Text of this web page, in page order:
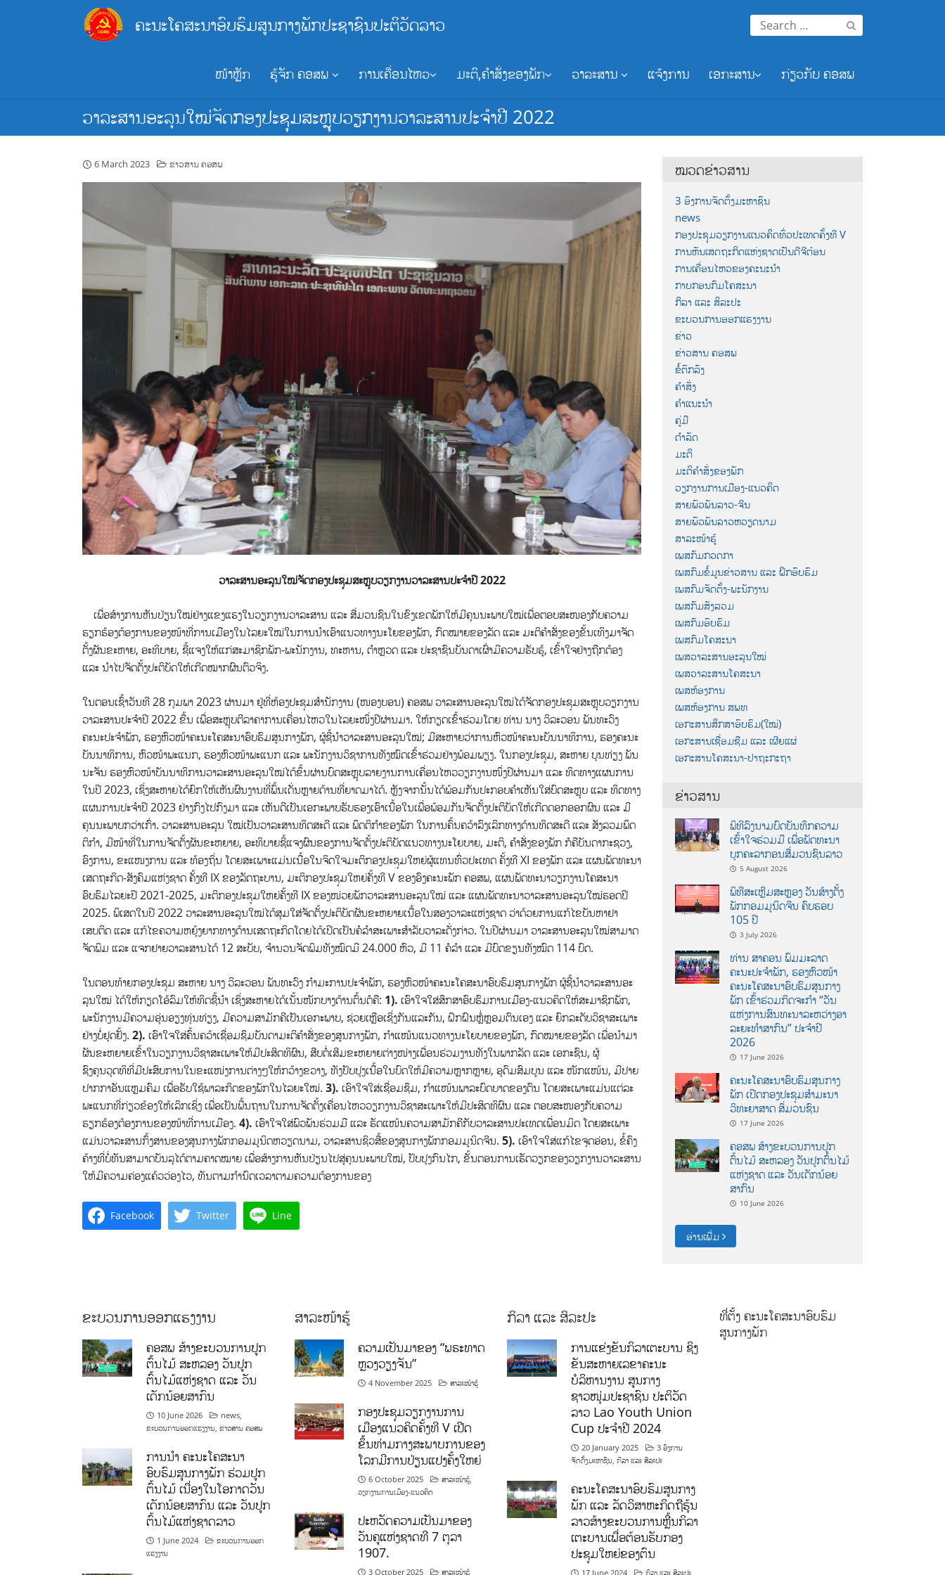
ຄະນະໂຄສະນາອົບຮົມສູນກາງພັກປະຊາຊົນປະຕິວັດລາວ
Search
for:
ໜ້າຫຼັກ ຮູ້ຈັກ ຄອສພ ການເຄື່ອນໄຫວ ມະຕິ,ຄຳສັ່ງຂອງພັກ ວາລະສານ ແຈ້ງການ ເອກະສານ ກ່ຽວກັບ ຄອສພ
ວາລະສານອະລຸນໃໝ່ຈັດກອງປະຊຸມສະຫຼຸບວຽກງານວາລະສານປະຈໍາປີ 2022
6 March 2023 ຂ່າວສານ ຄອສພ
ວາລະສານອະລຸນໃໝ່ຈັດກອງປະຊຸມສະຫຼຸບວຽກງານວາລະສານປະຈໍາປີ 2022
ເພື່ອສ້າງການຫັນປ່ຽນໃໝ່ຢ່າງແຂງແຮງໃນວຽກງານວາລະສານ ແລະ ສື່ມວນຊົນໃນຂົງເຂດພັກໃຫ້ມີຄຸນນະພາບໃໝ່ເພື່ອຕອບສະໜອງກັບຄວາມ
ຮຽກຮ້ອງຕ້ອງການຂອງໜ້າທີ່ການເມືອງໃນໄລຍະໃໝ່ໃນການນໍາເອົາແນວທາງນະໂຍຂອງພັກ, ກົດໝາຍຂອງລັດ ແລະ ມະຕິຄໍາສັ່ງຂອງຂັ້ນເທິງມາຈັດ
ຕັ້ງຜັນຂະຫາຍ, ອະທິບາຍ, ຊີ້ແຈງໃຫ້ແກ່ສະມາຊິກພັກ-ພະນັກງານ, ທະຫານ, ຕໍາຫຼວດ ແລະ ປະຊາຊົນບັນດາເຜົ່າມີຄວາມຮັບຮູ້, ເຂົ້າໃຈຢ່າງຖືກຕ້ອງ
ແລະ ນໍາໄປຈັດຕັ້ງປະຕິບັດໃຫ້ເກີດໝາກຜົນຕົວຈິງ.
ໃນຕອນເຊົ້າວັນທີ 28 ກຸມພາ 2023 ຜ່ານມາ ຢູ່ທີ່ຫ້ອງປະຊຸມສໍານັກງານ (ໜອງບອນ) ຄອສພ ວາລະສານອະລຸນໃໝ່ໄດ້ຈັດກອງປະຊຸມສະຫຼຸບວຽກງານ
ວາລະສານປະຈໍາປີ 2022 ຂື້ນ ເພື່ອສະຫຼຸບຕີລາຄາການເຄື່ອນໄຫວໃນໄລຍະໜຶ່ງປີຜ່ານມາ. ໃຫ້ກຽດເຂົ້າຮ່ວມໂດຍ ທ່ານ ນາງ ວິລະວອນ ພັນທະວົງ
ຄະນະປະຈໍາພັກ, ຮອງຫົວໜ້າຄະນະໂຄສະນາອົບຮົມສູນກາງພັກ, ຜູ້ຊີ້ນໍາວາລະສານອະລຸນໃໝ່; ມີສະຫາຍວ່າການຫົວໜ້າຄະນະບັນນາທິການ, ຮອງຄະນະ
ບັນນາທິການ, ຫົວໜ້າພະແນກ, ຮອງຫົວໜ້າພະແນກ ແລະ ພະນັກງານວິຊາການທັງໝົດເຂົ້າຮ່ວມຢ່າງພ້ອມພຽງ. ໃນກອງປະຊຸມ, ສະຫາຍ ບຸນທ່ຽງ ພັນ
ນະຈັນ ຮອງຫົວໜ້າບັນນາທິການວາລະສານອະລຸນໃໝ່ໄດ້ຂຶ້ນຜ່ານບົດສະຫຼຸບລາຍງານການເຄື່ອນໄຫວວຽກງານໜຶ່ງປີຜ່ານມາ ແລະ ທິດທາງແຜນການ
ໃນປີ 2023, ເຊິ່ງສະຫາຍໄດ້ຍົກໃຫ້ເຫັນຜົນງານທີ່ພົ້ນເດັ່ນຫຼາຍດ້ານທີ່ຍາດມາໄດ້. ຫຼັງຈາກນັ້ນໄດ້ພ້ອມກັນປະກອບຄໍາເຫັນໃສ່ບົດສະຫຼຸບ ແລະ ທິດທາງ
ແຜນການປະຈໍາປີ 2023 ຢ່າງກົງໄປກົງມາ ແລະ ເຫັນດີເປັນເອກະພາບຮັບຮອງເອົາເນື້ອໃນເພື່ອພ້ອມກັນຈັດຕັ້ງປະຕິບັດໃຫ້ເກີດດອກອອກຜົນ ແລະ ມີ
ຄຸນນະພາບກວ່າເກົ່າ. ວາລະສານອະລຸນ ໃໝ່ເປັນວາລະສານທິດສະດີ ແລະ ພຶດຕິກໍາຂອງພັກ ໃນການຄົ້ນຄວ້າລົງເລິກທາງດ້ານທິດສະດີ ແລະ ສັງລວມພຶດ
ຕິກໍາ, ມີໜ້າທີ່ໃນການຈັດຕັ້ງຜັນຂະຫຍາຍ, ອະທິບາຍຊີ້ແຈງຜົນຂອງການຈັດຕັ້ງປະຕິບັດແນວທາງນະໂຍບາຍ, ມະຕິ, ຄໍາສັ່ງຂອງພັກ ກໍຄືບັນດາກະຊວງ,
ອົງການ, ຂະແໜງການ ແລະ ທ້ອງຖິ່ນ ໂດຍສະເພາະແມ່ນເນື້ອໃນຈິດໃຈມະຕິກອງປະຊຸມໃຫຍ່ຜູ້ແທນທົ່ວປະເທດ ຄັ້ງທີ XI ຂອງພັກ ແລະ ແຜນພັດທະນາ
ເສດຖະກິດ-ສັງຄົມແຫ່ງຊາດ ຄັ້ງທີ IX ຂອງລັດຖະບານ, ມະຕິກອງປະຊຸມໃຫຍ່ຄັ້ງທີ V ຂອງອົງຄະນະພັກ ຄອສພ, ແຜນພັດທະນາວຽກງານໂຄສະນາ
ອົບຮົມໄລຍະປີ 2021-2025, ມະຕິກອງປະຊຸມໃຫຍ່ຄັ້ງທີ IX ຂອງໜ່ວຍພັກວາລະສານອະລຸນໃໝ່ ແລະ ແຜນພັດທະນາວາລະສານອະລຸນໃໝ່ຮອດປີ
2025. ພິເສດໃນປີ 2022 ວາລະສານອະລຸນໃໝ່ໄດ້ສຸມໃສ່ຈັດຕັ້ງປະຕິບັດຜັນຂະຫຍາຍເນື້ອໃນສອງວາລະແຫ່ງຊາດ ວ່າດ້ວຍການແກ້ໄຂບັນຫາຢາ
ເສບຕິດ ແລະ ແກ້ໄຂຄວາມຫຍຸ້ງຍາກທາງດ້ານເສດຖະກິດໂດຍໄດ້ເປີດເປັນຄໍລໍາສະເພາະສຳລັບວາລະດັ່ງກ່າວ. ໃນປີຜ່ານມາ ວາລະສານອະລຸນໃໝ່ສາມາດ
ຈັດພິມ ແລະ ແຈກຢາຍວາລະສານໄດ້ 12 ສະບັບ, ຈຳນວນຈັດພິມທັງໝົດມີ 24.000 ຫົວ, ມີ 11 ຄໍລໍາ ແລະ ມີບົດຂຽນທັງໝົດ 114 ບົດ.
ໃນຕອນທ້າຍກອງປະຊຸມ ສະຫາຍ ນາງ ວິລະວອນ ພັນທະວົງ ກໍາມະການປະຈໍາພັກ, ຮອງຫົວໜ້າຄະນະໂຄສະນາອົບຮົມສູນກາງພັກ ຜູ້ຊີ້ນໍາວາລະສານອະ
ລຸນໃໝ່ ໄດ້ໃຫ້ກຽດໂອ້ລົມໃຫ້ທິດຊີ້ນໍາ ເຊິ່ງສະຫາຍໄດ້ເນັ້ນໜັກບາງດ້ານຕົ້ນຕໍຄື: 1). ເອົາໃຈໃສ່ສຶກສາອົບຮົມການເມືອງ-ແນວຄິດໃຫ້ສະມາຊິກພັກ,
ພະນັກງານມີຄວາມອຸ່ນອຽງທຸ່ນທ່ຽງ, ມີຄວາມສາມັກຄີເປັນເອກະພາບ, ຊ່ວຍເຫຼືອເຊິ່ງກັນແລະກັນ, ຝຶກຝົນຫຼໍ່ຫຼອມຕົນເອງ ແລະ ຍົກລະດັບວິຊາສະເພາະ
ຢ່າງບໍ່ຢຸດຢັ້ງ. 2). ເອົາໃຈໃສ່ຄົ້ນຄວ້າເຊື່ອມຊຶມບັນດາມະຕິຄໍາສັ່ງຂອງສູນກາງພັກ, ກໍາແໜ້ນແນວທາງນະໂຍບາຍຂອງພັກ, ກົດໝາຍຂອງລັດ ເພື່ອນໍາມາ
ຜັນຂະຫຍາຍເຂົ້າໃນວຽກງານວິຊາສະເພາະໃຫ້ມີປະສິດທິຜົນ, ສືບຕໍ່ເສີມຂະຫຍາຍຕ່າງໜ່າງເພື່ອນຮ່ວມງານທັງໃນພາກລັດ ແລະ ເອກະຊົນ, ຜູ້
ຊົງຄຸນວຸດທິທີ່ມີປະສົບການໃນຂະແໜ່ງການຕ່າງໆໃຫ້ກວ້າງຂວາງ, ທັງປັບປຸງເນື້ອໃນບົດໃຫ້ມີຄວາມຫຼາກຫຼາຍ, ອຸດົມສົມບູນ ແລະ ໜັກແໜ້ນ, ມີປາຍ
ປາກກາອັນແຫຼມຄົມ ເພື່ອຮັບໃຊ້ພາລະກິດຂອງພັກໃນໄລຍະໃໝ່. 3). ເອົາໃຈໃສ່ເຊື່ອມຊຶມ, ກໍາແໜ້ນພາລະບົດບາດຂອງຕົນ ໂດຍສະເພາະແມ່ນແຕ່ລະ
ພະແນກທີ່ກ່ຽວຂ້ອງໃຫ້ເລິກເຊິ່ງ ເພື່ອເປັນພື້ນຖານໃນການຈັດຕັ້ງເຄື່ອນໄຫວວຽກງານວິຊາສະເພາະໃຫ້ມີປະສິດທິຜົນ ແລະ ຕອບສະໜອງກັບຄວາມ
ຮຽກຮ້ອງຕ້ອງການຂອງໜ້າທີ່ການເມືອງ. 4). ເອົາໃຈໃສ່ພົວພັນຮ່ວມມື ແລະ ຮັດແໜ້ນຄວາມສາມັກຄີກັບວາລະສານປະເທດເພື່ອນມິດ ໂດຍສະເພາະ
ແມ່ນວາລະສານກົ້ງສານຂອງສູນກາງພັກກອມມູນິດຫວຽດນາມ, ວາລະສານຊິວສື້ຂອງສູນກາງພັກກອມມູນິດຈີນ. 5). ເອົາໃຈໃສ່ແກ້ໄຂຈຸດອ່ອນ, ຂໍ້ຄົງ
ຄ້າງທີ່ບໍ່ທັນສາມາດບັນລຸໄດ້ຕາມຄາດໝາຍ ເພື່ອສ້າງການຫັນປ່ຽນໄປສູ່ຄຸນນະພາບໃໝ່, ປັບປຸງກົນໄກ, ຂັ້ນຕອນການເຮັດວຽກຂອງວຽກງານວາລະສານ
ໃຫ້ມີຄວາມຄ່ອງແຄ້ວວ່ອງໄວ, ທັນຕາມກໍານົດເວລາຕາມຄວາມຕ້ອງການຂອງ
Facebook Twitter Line
ໝວດຂ່າວສານ
3 ອົງການຈັດຕັ້ງມະຫາຊົນ
news
ກອງປະຊຸມວຽກງານແນວຄິດທົ່ວປະເທດຄັ້ງທີ V
ການຫັນເສດຖະກິດແຫ່ງຊາດເປັນດີຈີຕ໋ອນ
ການເຄື່ອນໄຫວຂອງຄະນະນຳ
ກາບກອນກົມໂຄສະນາ
ກິລາ ແລະ ສິລະປະ
ຂະບວນການອອກແຮງງານ
ຂ່າວ
ຂ່າວສານ ຄອສພ
ຂໍ້ຕົກລົງ
ຄຳສັ່ງ
ຄຳແນະນຳ
ຄູ່ມື
ດຳລັດ
ມະຕິ
ມະຕິຄຳສັ່ງຂອງພັກ
ວຽກງານການເມືອງ-ແນວຄິດ
ສາຍພົວພັນລາວ-ຈີນ
ສາຍພົວພັນລາວຫວຽດນາມ
ສາລະໜ້າຮູ້
ເພສກົມກວດກາ
ເພສກົມຂໍ້ມູນຂ່າວສານ ແລະ ຝຶກອົບຮົມ
ເພສກົມຈັດຕັ້ງ-ພະນັກງານ
ເພສກົມສັງລວມ
ເພສກົມອົບຮົມ
ເພສກົມໂຄສະນາ
ເພສວາລະສານອະລຸນໃໝ່
ເພສວາລະສານໂຄສະນາ
ເພສຫ້ອງການ
ເພສຫ້ອງການ ສພທ
ເອກະສານສຶກສາອົບຮົມ(ໃໝ່)
ເອກະສານເຊື່ອມຊືມ ແລະ ເຜີຍແຜ່
ເອກະສານໂຄສະນາ-ປາຖະກະຖາ
ຂ່າວສານ
ພິທີລົງນາມບົດບັນທຶກຄວາມ
ເຂົ້າໃຈຮ່ວມມື ເພື່ອພັດທະນາ
ບຸກຄະລາກອນສື່ມວນຊົນລາວ
5 August 2026
ພິທີສະເຫຼີມສະຫຼອງ ວັນສ້າງຕັ້ງ
ພັກກອມມູນິດຈີນ ຄົບຮອບ
105 ປີ
3 July 2026
ທ່ານ ສາຄອນ ພົມມະລາດ
ຄະນະປະຈໍາພັກ, ຮອງຫົວໜ້າ
ຄະນະໂຄສະນາອົບຮົມສູນກາງ
ພັກ ເຂົ້າຮ່ວມກິດຈະກຳ “ວັນ
ແຫ່ງການສົນທະນາລະຫວ່າງອາ
ລະຍະທຳສາກົນ” ປະຈຳປີ
2026
17 June 2026
ຄະນະໂຄສະນາອົບຮົມສູນກາງ
ພັກ ເປີດກອງປະຊຸມສຳມະນາ
ວິທະຍາສາດ ສຶ່ມວນຊົນ
17 June 2026
ຄອສພ ສ້າງຂະບວນການປູກ
ຕົ້ນໄມ້ ສະຫລອງ ວັນປູກຕົ້ນໄມ້
ແຫ່ງຊາດ ແລະ ວັນເດັກນ້ອຍ
ສາກົນ
10 June 2026
ອ່ານເພີ່ມ
ຂະບວນການອອກແຮງງານ
ຄອສພ ສ້າງຂະບວນການປູກ
ຕົ້ນໄມ້ ສະຫລອງ ວັນປູກ
ຕົ້ນໄມ້ແຫ່ງຊາດ ແລະ ວັນ
ເດັກນ້ອຍສາກົນ
10 June 2026 news,
ຂະບວນການອອກແຮງງານ, ຂ່າວສານ ຄອສພ
ການນໍາ ຄະນະໂຄສະນາ
ອົບຮົມສູນກາງພັກ ຮ່ວມປູກ
ຕົ້ນໄມ້ ເນື່ອງໃນໂອກາດວັນ
ເດັກນ້ອຍສາກົນ ແລະ ວັນປູກ
ຕົ້ນໄມ້ແຫ່ງຊາດລາວ
1 June 2024
ຂະບວນການອອກ
ແຮງງານ
ສາລະໜ້າຮູ້
ຄວາມເປັນມາຂອງ “ພຣະທາດ
ຫຼວງວຽງຈັນ”
4 November 2025 ສາລະໜ້າຮູ້
ກອງປະຊຸມວຽກງານການ
ເມືອງແນວຄິດຄັ້ງທີ V ເປີດ
ຂຶ້ນທ່າມກາງສະພາບການຂອງ
ໂລກມີການປ່ຽນແປງຄັ້ງໃຫຍ່
6 October 2025 ສາລະໜ້າຮູ້,
ວຽກງານການເມືອງ-ແນວຄິດ
ປະຫວັດຄວາມເປັນມາຂອງ
ວັນຄູແຫ່ງຊາດທີ 7 ຕຸລາ
1907.
3 October 2025 ສາລະໜ້າຮູ້
ກິລາ ແລະ ສິລະປະ
ການແຂ່ງຂັນກິລາເຕະບານ ຊິງ
ຂັນສະຫາຍເລຂາຄະນະ
ບໍລິຫານງານ ສູນກາງ
ຊາວໜຸ່ມປະຊາຊົນ ປະຕິວັດ
ລາວ Lao Youth Union
Cup ປະຈຳປີ 2024
20 January 2025
3 ອົງການ
ຈັດຕັ້ງມະຫາຊົນ, ກິລາ ແລະ ສິລະປະ
ຄະນະໂຄສະນາອົບຮົມສູນກາງ
ພັກ ແລະ ລັດວິສາຫະກິດຖືຮຸ້ນ
ລາວສ້າງຂະບວນການຫຼີ້ນກິລາ
ເຕະບານເພື່ອຕ້ອນຮັບກອງ
ປະຊຸມໃຫຍ່ຂອງຕົນ
17 June 2024 ກິລາ ແລະ ສິລະປະ
ທີ່ຕັ້ງ ຄະນະໂຄສະນາອົບຮົມ
ສູນກາງພັກ